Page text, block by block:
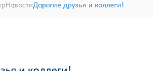
НовостиДорогие друзья и коллеги!